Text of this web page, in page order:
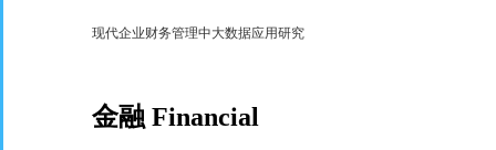
现代企业财务管理中大数据应用研究
金融Financial